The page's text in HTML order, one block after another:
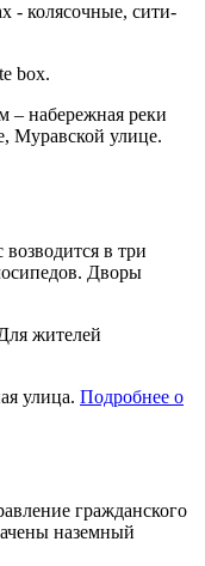
- колясочные, сити-
box.
– набережная реки
Муравской улице.
в три
Дворы
жителей
улица. Подробнее о
гражданского
наземный